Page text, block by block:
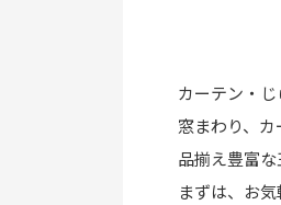
カーテン・
窓まわり、カ
品揃え豊富な
まずは、お